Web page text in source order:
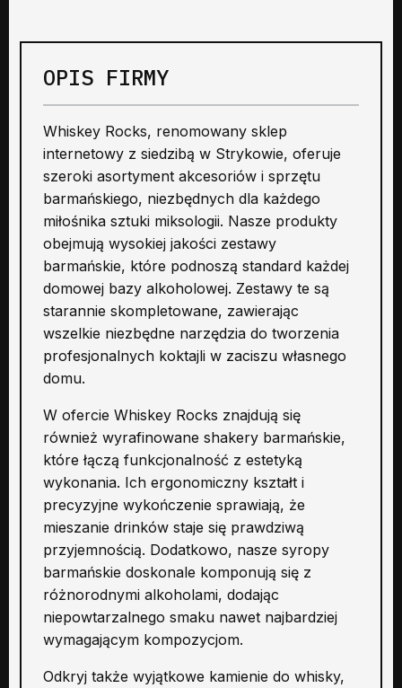
OPIS FIRMY
Whiskey Rocks, renomowany sklep
internetowy z siedzibą w Strykowie, oferuje
szeroki asortyment akcesoriów i sprzętu
barmańskiego, niezbędnych dla każdego
miłośnika sztuki miksologii. Nasze produkty
obejmują wysokiej jakości zestawy
barmańskie, które podnoszą standard każdej
domowej bazy alkoholowej. Zestawy te są
starannie skompletowane, zawierając
wszelkie niezbędne narzędzia do tworzenia
profesjonalnych koktajli w zaciszu własnego
domu.
W ofercie Whiskey Rocks znajdują się
również wyrafinowane shakery barmańskie,
które łączą funkcjonalność z estetyką
wykonania. Ich ergonomiczny kształt i
precyzyjne wykończenie sprawiają, że
mieszanie drinków staje się prawdziwą
przyjemnością. Dodatkowo, nasze syropy
barmańskie doskonale komponują się z
różnorodnymi alkoholami, dodając
niepowtarzalnego smaku nawet najbardziej
wymagającym kompozycjom.
Odkryj także wyjątkowe kamienie do whisky,